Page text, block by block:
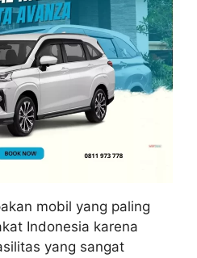
mobil yang paling
Indonesia karena
yang sangat